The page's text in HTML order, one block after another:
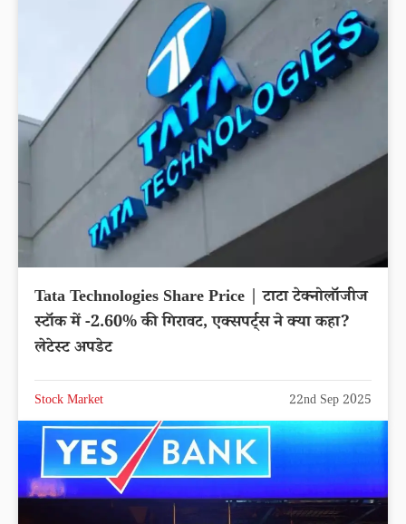
Tata Technologies Share Price | टाटा टेक्नोलॉजीज
स्टॉक में -2.60% की गिरावट, एक्सपर्ट्स ने क्या कहा?
लेटेस्ट अपडेट
Stock Market 22nd Sep 2025